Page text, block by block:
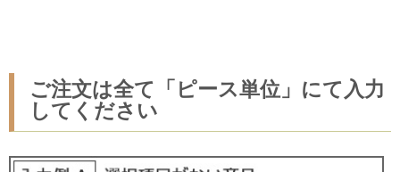
ご注文は全て「ピース単位」にて入力
してください